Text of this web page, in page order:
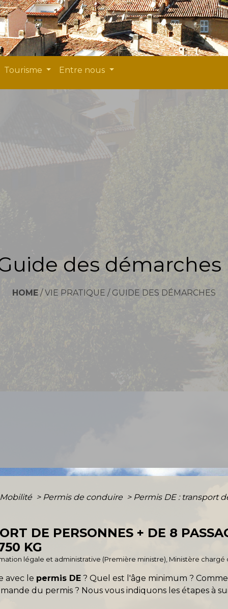
Tourisme Entre nous
des démarches
HOME / VIE PRATIQUE / GUIDE DES DÉMARCHES
> Permis de conduire > Permis DE : transport
DE PERSONNES + DE 8
KG
légale et administrative (Première ministre), Ministère
avec le permis DE ? Quel est l'âge minimum ?
du permis ? Nous vous indiquons les étapes à